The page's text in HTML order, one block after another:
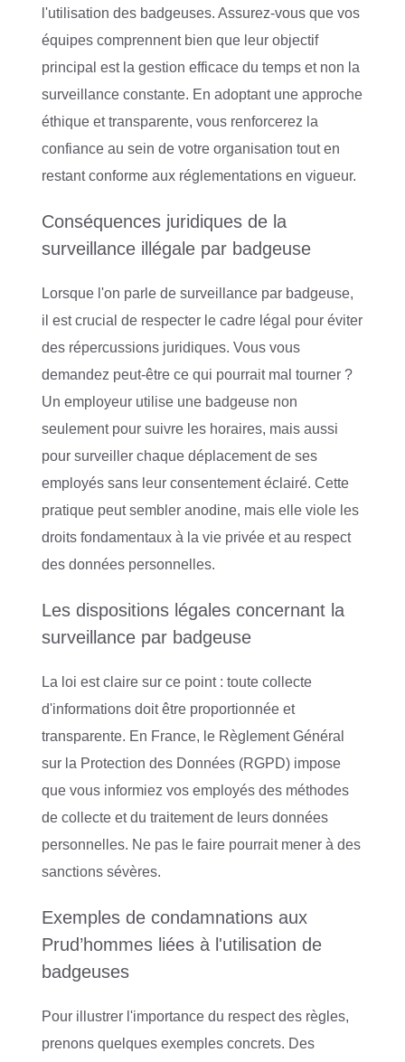
l'utilisation des badgeuses. Assurez-vous que vos
équipes comprennent bien que leur objectif
principal est la gestion efficace du temps et non la
surveillance constante. En adoptant une approche
éthique et transparente, vous renforcerez la
confiance au sein de votre organisation tout en
restant conforme aux réglementations en vigueur.
Conséquences juridiques de la
surveillance illégale par badgeuse
Lorsque l'on parle de surveillance par badgeuse,
il est crucial de respecter le cadre légal pour éviter
des répercussions juridiques. Vous vous
demandez peut-être ce qui pourrait mal tourner ?
Un employeur utilise une badgeuse non
seulement pour suivre les horaires, mais aussi
pour surveiller chaque déplacement de ses
employés sans leur consentement éclairé. Cette
pratique peut sembler anodine, mais elle viole les
droits fondamentaux à la vie privée et au respect
des données personnelles.
Les dispositions légales concernant la
surveillance par badgeuse
La loi est claire sur ce point : toute collecte
d'informations doit être proportionnée et
transparente. En France, le Règlement Général
sur la Protection des Données (RGPD) impose
que vous informiez vos employés des méthodes
de collecte et du traitement de leurs données
personnelles. Ne pas le faire pourrait mener à des
sanctions sévères.
Exemples de condamnations aux
Prud’hommes liées à l'utilisation de
badgeuses
Pour illustrer l'importance du respect des règles,
prenons quelques exemples concrets. Des